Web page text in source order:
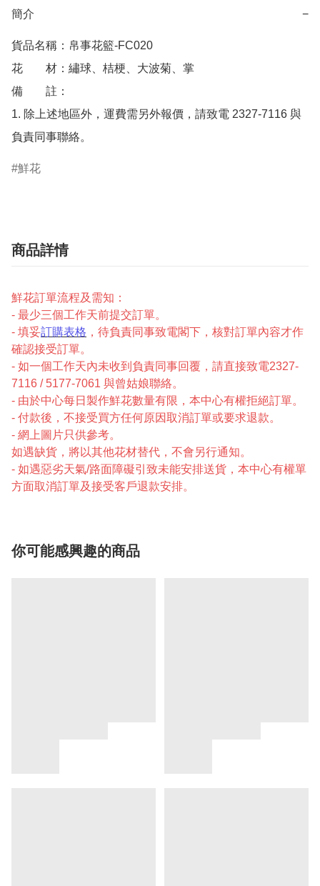
簡介 −
貨品名稱：帛事花籃-FC020
花　　材：繡球、桔梗、大波菊、掌
備　　註：
1. 除上述地區外，運費需另外報價，請致電 2327-7116 與
負責同事聯絡。
鮮花
商品詳情
鮮花訂單流程及需知：
- 最少三個工作天前提交訂單。
- 填妥訂購表格 ，待負責同事致電閣下，核對訂單內容才作
確認接受訂單。
- 如一個工作天內未收到負責同事回覆，請直接致電2327-
7116 / 5177-7061 與曾姑娘聯絡。
- 由於中心每日製作鮮花數量有限，本中心有權拒絕訂單。
- 付款後，不接受買方任何原因取消訂單或要求退款。
- 網上圖片只供參考。
如遇缺貨，將以其他花材替代，不會另行通知。
- 如遇惡劣天氣/路面障礙引致未能安排送貨，本中心有權單
方面取消訂單及接受客戶退款安排。
你可能感興趣的商品